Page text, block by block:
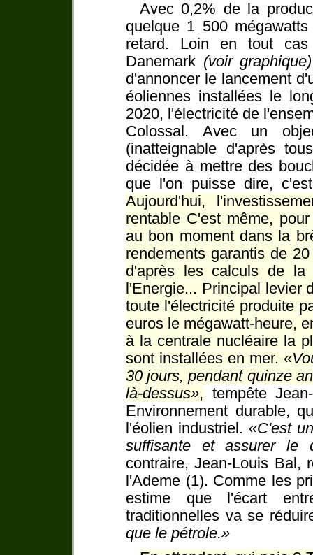
Avec 0,2% de la
quelque 1 500
retard. Loin en tout cas
Danemark (voir graphique)
d'annoncer le lancement
éoliennes installées le
2020, l'électricité de
Colossal. Avec un
(inatteignable d'après
décidée à mettre des
que l'on puisse dire,
Aujourd'hui,
rentable C'est même,
au bon moment dans la
rendements garantis de
d'après les calculs de la
l'Energie... Principal levier
toute l'électricité produite
euros le mégawatt-heure,
à la centrale nucléaire la
sont installées en mer.
30 jours, pendant quinze
là-dessus , tempête
Environnement durable,
l'éolien industriel. C'est
suffisante et assurer le
contraire, Jean-Louis Bal,
l'Ademe (1). Comme les
estime que l'écart
traditionnelles va se
que le pétrole.